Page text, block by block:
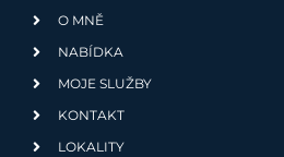
O MNĚ
NABÍDKA
MOJE SLUŽBY
KONTAKT
LOKALITY